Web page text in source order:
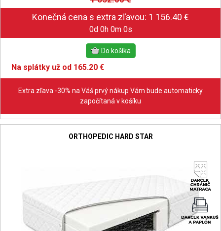
0d 0h 0m 0s
Na splátky už od 165.20 €
Extra zľava -30% na Váš prvý nákup Vám bude automaticky
započítaná v košíku
ORTHOPEDIC HARD STAR